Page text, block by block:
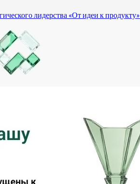
лидерства «От идеи к продукту»